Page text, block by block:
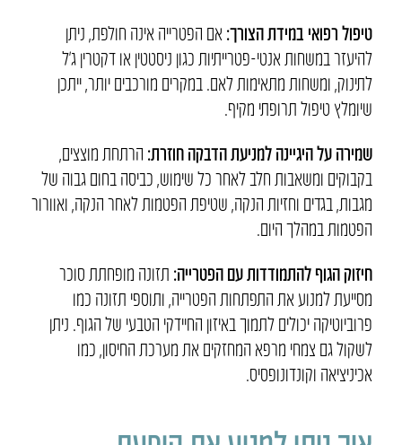
טיפול רפואי במידת הצורך: אם הפטרייה אינה חולפת, ניתן
להיעזר במשחות אנטי-פטרייתיות כגון ניסטטין או דקטרין ג’ל
לתינוק, ומשחות מתאימות לאם. במקרים מורכבים יותר, ייתכן
שיומלץ טיפול תרופתי מקיף
שמירה על היגיינה למניעת הדבקה חוזרת: הרתחת מוצצים,
בקבוקים ומשאבות חלב לאחר כל שימוש, כביסה בחום גבוה של
מגבות, בגדים וחזיות הנקה, שטיפת הפטמות לאחר הנקה, ואוורור
הפטמות במהלך היום
חיזוק הגוף להתמודדות עם הפטרייה: תזונה מופחתת סוכר
מסייעת למנוע את התפתחות הפטרייה, ותוספי תזונה כמו
פרוביוטיקה יכולים לתמוך באיזון החיידקי הטבעי של הגוף. ניתן
לשקול גם צמחי מרפא המחזקים את מערכת החיסון, כמו
אכיניציאה וקונדונופסיס